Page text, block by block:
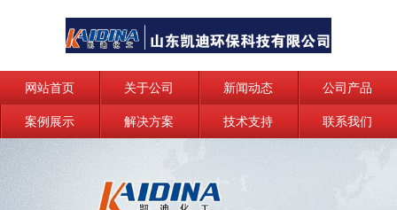
网站首页 关于公司 新闻动态 公司产品
案例展示 解决方案 技术支持 联系我们